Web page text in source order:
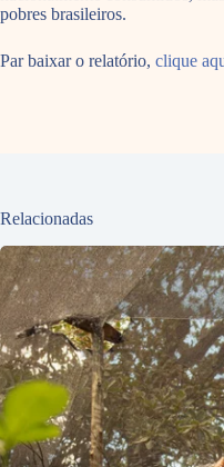
pobres brasileiros.
Par baixar o relatório, clique
Relacionadas